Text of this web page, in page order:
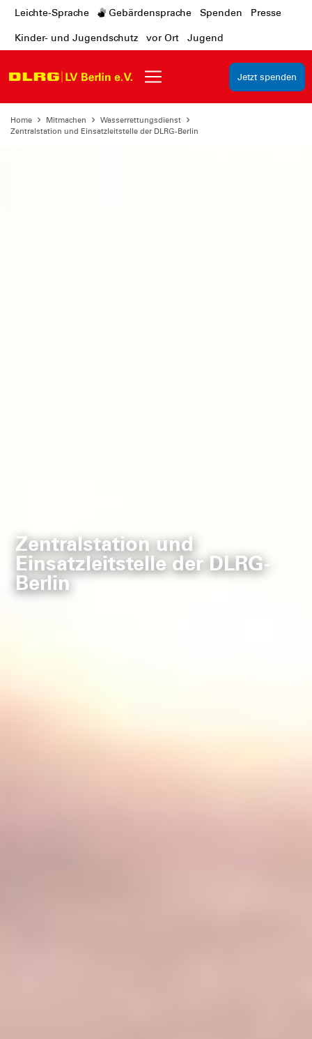
Leichte-Sprache Gebärdensprache Spenden Presse
Kinder- und Jugendschutz vor Ort Jugend
Jetzt spenden
Home Mitmachen
Wasserrettungsdienst
Zentralstation und Einsatzleitstelle der DLRG-Berlin
Zentralstation und
Einsatzleitstelle der DLRG-
Berlin